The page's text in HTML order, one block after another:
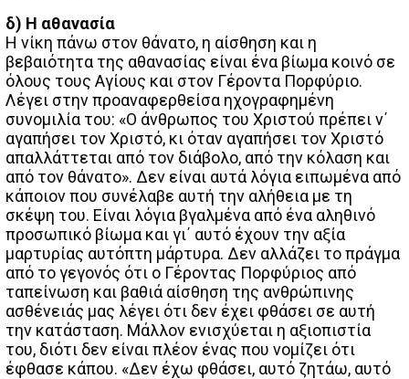
δ) Η αθανασία
Η νίκη πάνω στον θάνατο, η αίσθηση και η
βεβαιότητα της αθανασίας είναι ένα βίωμα κοινό σε
όλους τους Αγίους και στον Γέροντα Πορφύριο.
Λέγει στην προαναφερθείσα ηχογραφημένη
συνομιλία του: «Ο άνθρωπος του Χριστού πρέπει ν΄
αγαπήσει τον Χριστό, κι όταν αγαπήσει τον Χριστό
απαλλάττεται από τον διάβολο, από την κόλαση και
από τον θάνατο». Δεν είναι αυτά λόγια ειπωμένα από
κάποιον που συνέλαβε αυτή την αλήθεια με τη
σκέψη του. Είναι λόγια βγαλμένα από ένα αληθινό
προσωπικό βίωμα και γι΄ αυτό έχουν την αξία
μαρτυρίας αυτόπτη μάρτυρα. Δεν αλλάζει το πράγμα
από το γεγονός ότι ο Γέροντας Πορφύριος από
ταπείνωση και βαθιά αίσθηση της ανθρώπινης
ασθένειάς μας λέγει ότι δεν έχει φθάσει σε αυτή
την κατάσταση. Μάλλον ενισχύεται η αξιοπιστία
του, διότι δεν είναι πλέον ένας που νομίζει ότι
έφθασε κάπου. «Δεν έχω φθάσει, αυτό ζητάω, αυτό